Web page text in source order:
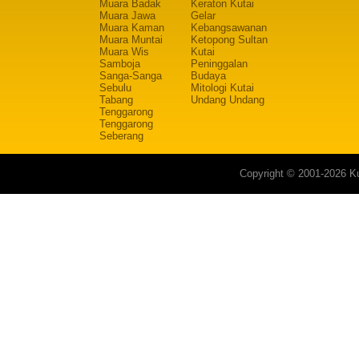
Muara Badak
Muara Jawa
Muara Kaman
Muara Muntai
Muara Wis
Samboja
Sanga-Sanga
Sebulu
Tabang
Tenggarong
Tenggarong
Seberang
Keraton Kutai
Gelar
Kebangsawanan
Ketopong Sultan
Kutai
Peninggalan
Budaya
Mitologi Kutai
Undang Undang
Copyright © 2001-2026